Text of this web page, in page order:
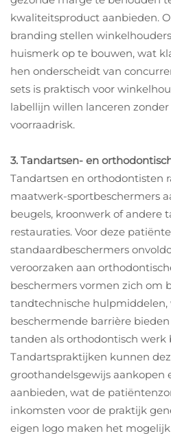
kwaliteitsproduct aanbieden.
branding stellen
huismerk op te bouwen, wat
hen onderscheidt van
sets is praktisch voor
labellijn willen lanceren
voorraadrisk.
3. Tandartsen- en
Tandartsen en orthodontisten
maatwerk-sportbeschermers
beugels, kroonwerk of andere
restauraties. Voor deze
standaardbeschermers
veroorzaken aan
beschermers vormen zich om
tandtechnische hulpmiddelen,
beschermende barrière
tanden als orthodontisch werk
Tandartspraktijken kunnen
groothandelsgewijs aankopen
aanbieden, wat de
inkomsten voor de praktijk
eigen logo maken het